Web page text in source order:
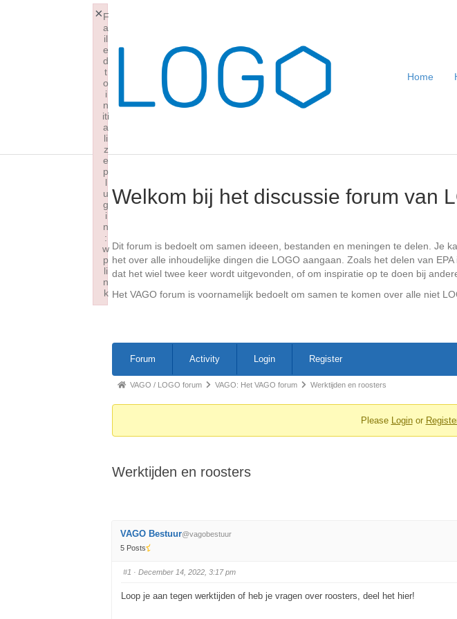
Home
Welkom bij het discussie forum van
Dit forum is bedoelt om samen ideeen, bestanden en meningen te delen. Je
het over alle inhoudelijke dingen die LOGO aangaan. Zoals het delen van
dat het wiel twee keer wordt uitgevonden, of om inspiratie op te doen bij
Het VAGO forum is voornamelijk bedoelt om samen te komen over alle niet
Navigation
Forum Activity Login Register
Forum
You
here:
VAGO / LOGO forum VAGO: Het VAGO forum Werktijden en roosters
Please Loginor
Werktijden en roosters
VAGO Bestuur@vagobestuur
5 Posts
#1 · December 14, 2022, 3:17 pm
Loop je aan tegen werktijden of heb je vragen over roosters, deel het hier!
F
a
il
e
d
t
o
i
n
iti
a
li
z
e
p
l
u
g
i
n
:
w
p
li
n
k
×
Failed to initialize plugin: wplink